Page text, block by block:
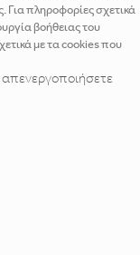
Για πληροφορίες σχετικά
βοήθειας του
με τα cookies που